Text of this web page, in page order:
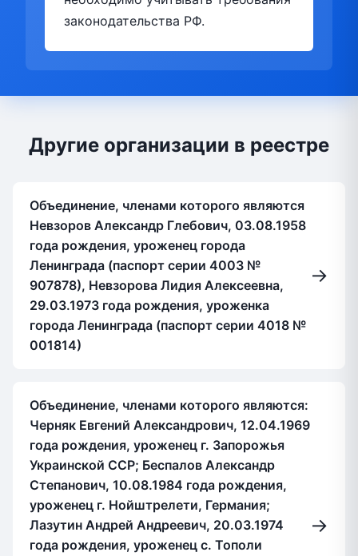
законодательства РФ.
Другие организации в реестре
Объединение, членами которого являются
Невзоров Александр Глебович, 03.08.1958
года рождения, уроженец города
Ленинграда (паспорт серии 4003 №
907878), Невзорова Лидия Алексеевна,
29.03.1973 года рождения, уроженка
города Ленинграда (паспорт серии 4018 №
001814)
→
Объединение, членами которого являются:
Черняк Евгений Александрович, 12.04.1969
года рождения, уроженец г. Запорожья
Украинской ССР; Беспалов Александр
Степанович, 10.08.1984 года рождения,
уроженец г. Нойштрелети, Германия;
Лазутин Андрей Андреевич, 20.03.1974
года рождения, уроженец с. Тополи
→